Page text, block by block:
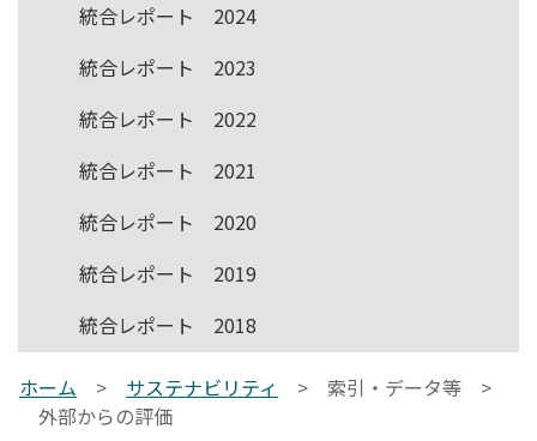
ホーム > サステナビリティ >
索引・データ等 >
外部からの評価
統合レポート 2024
統合レポート 2023
統合レポート 2022
統合レポート 2021
統合レポート 2020
統合レポート 2019
統合レポート 2018